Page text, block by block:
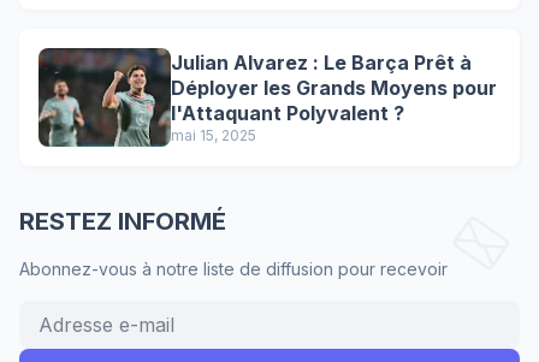
Julian Alvarez : Le Barça Prêt à
Déployer les Grands Moyens pour
l'Attaquant Polyvalent ?
mai 15, 2025
RESTEZ INFORMÉ
Abonnez-vous à notre liste de diffusion pour recevoir